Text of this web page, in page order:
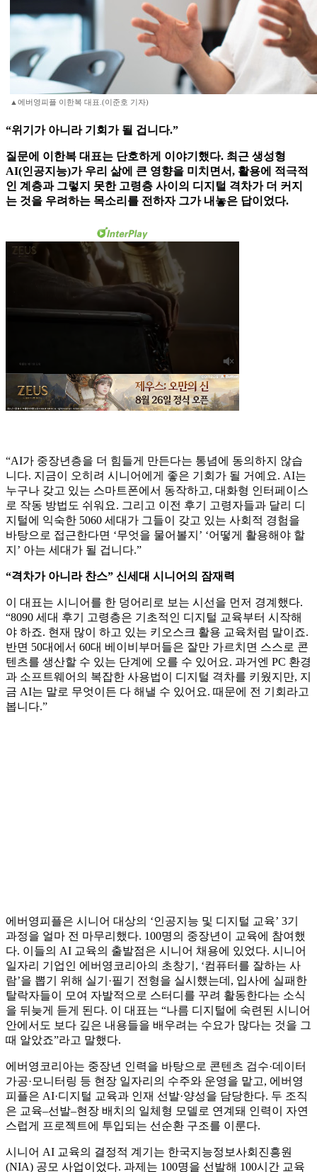
▲에버영피플 이한복 대표.(이준호 기자)
“위기가 아니라 기회가 될 겁니다.”
질문에 이한복 대표는 단호하게 이야기했다. 최근 생성형
AI(인공지능)가 우리 삶에 큰 영향을 미치면서, 활용에 적극적
인 계층과 그렇지 못한 고령층 사이의 디지털 격차가 더 커지
는 것을 우려하는 목소리를 전하자 그가 내놓은 답이었다.
“AI가 중장년층을 더 힘들게 만든다는 통념에 동의하지 않습
니다. 지금이 오히려 시니어에게 좋은 기회가 될 거예요. AI는
누구나 갖고 있는 스마트폰에서 동작하고, 대화형 인터페이스
로 작동 방법도 쉬워요. 그리고 이전 후기 고령자들과 달리 디
지털에 익숙한 5060 세대가 그들이 갖고 있는 사회적 경험을
바탕으로 접근한다면 ‘무엇을 물어볼지’ ‘어떻게 활용해야 할
지’ 아는 세대가 될 겁니다.”
“격차가 아니라 찬스” 신세대 시니어의 잠재력
이 대표는 시니어를 한 덩어리로 보는 시선을 먼저 경계했다.
“8090 세대 후기 고령층은 기초적인 디지털 교육부터 시작해
야 하죠. 현재 많이 하고 있는 키오스크 활용 교육처럼 말이죠.
반면 50대에서 60대 베이비부머들은 잘만 가르치면 스스로 콘
텐츠를 생산할 수 있는 단계에 오를 수 있어요. 과거엔 PC 환경
과 소프트웨어의 복잡한 사용법이 디지털 격차를 키웠지만, 지
금 AI는 말로 무엇이든 다 해낼 수 있어요. 때문에 전 기회라고
봅니다.”
에버영피플은 시니어 대상의 ‘인공지능 및 디지털 교육’ 3기
과정을 얼마 전 마무리했다. 100명의 중장년이 교육에 참여했
다. 이들의 AI 교육의 출발점은 시니어 채용에 있었다. 시니어
일자리 기업인 에버영코리아의 초창기, ‘컴퓨터를 잘하는 사
람’을 뽑기 위해 실기·필기 전형을 실시했는데, 입사에 실패한
탈락자들이 모여 자발적으로 스터디를 꾸려 활동한다는 소식
을 뒤늦게 듣게 된다. 이 대표는 “나름 디지털에 숙련된 시니어
안에서도 보다 깊은 내용들을 배우려는 수요가 많다는 것을 그
때 알았죠”라고 말했다.
에버영코리아는 중장년 인력을 바탕으로 콘텐츠 검수·데이터
가공·모니터링 등 현장 일자리의 수주와 운영을 맡고, 에버영
피플은 AI·디지털 교육과 인재 선발·양성을 담당한다. 두 조직
은 교육–선발–현장 배치의 일체형 모델로 연계돼 인력이 자연
스럽게 프로젝트에 투입되는 선순환 구조를 이룬다.
시니어 AI 교육의 결정적 계기는 한국지능정보사회진흥원
(NIA) 공모 사업이었다. 과제는 100명을 선발해 100시간 교육